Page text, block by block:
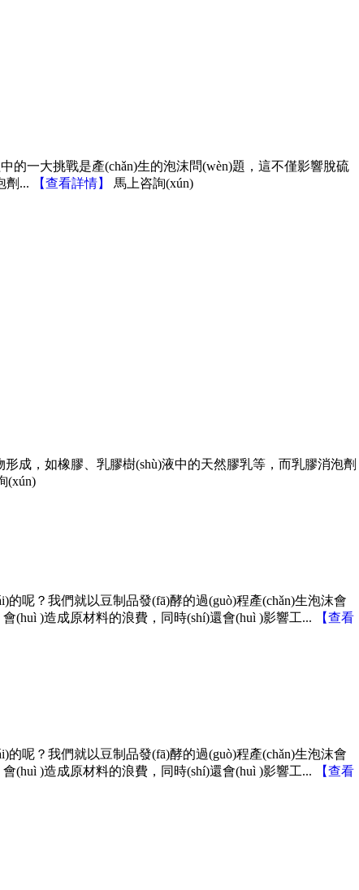
中的一大挑戰是產(chǎn)生的泡沫問(wèn)題，這不僅影響脫硫
劑...
【查看詳情】 馬上咨詢(xún)
，如橡膠、乳膠樹(shù)液中的天然膠乳等，而乳膠消泡劑
(xún)
的呢？我們就以豆制品發(fā)酵的過(guò)程產(chǎn)生泡沫會
(huì )造成原材料的浪費，同時(shí)還會(huì )影響工...
【查看
呢？我們就以豆制品發(fā)酵的過(guò)程產(chǎn)生泡沫會
(huì )造成原材料的浪費，同時(shí)還會(huì )影響工...
【查看